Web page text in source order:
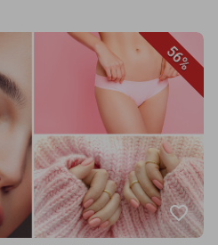
56%
favorite_border